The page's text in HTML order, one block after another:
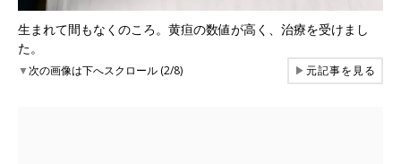
生まれて間もなくのころ。黄疸の数値が高く、治療を受けまし
た。
▼次の画像は下へスクロール (2/8) ▶元記事を見る